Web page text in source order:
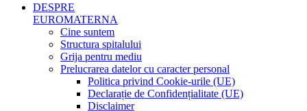
DESPRE
EUROMATERNA
Cine suntem
Structura spitalului
Grija pentru mediu
Prelucrarea datelor cu caracter personal
Politica privind Cookie-urile (UE)
Declarație de Confidențialitate (UE)
Disclaimer